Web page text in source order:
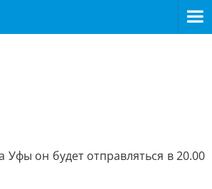
Уфы он будет отправляться в 20.00